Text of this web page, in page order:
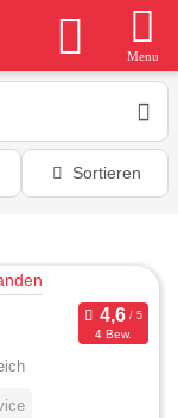
Menu
Sortieren
4 Bew.